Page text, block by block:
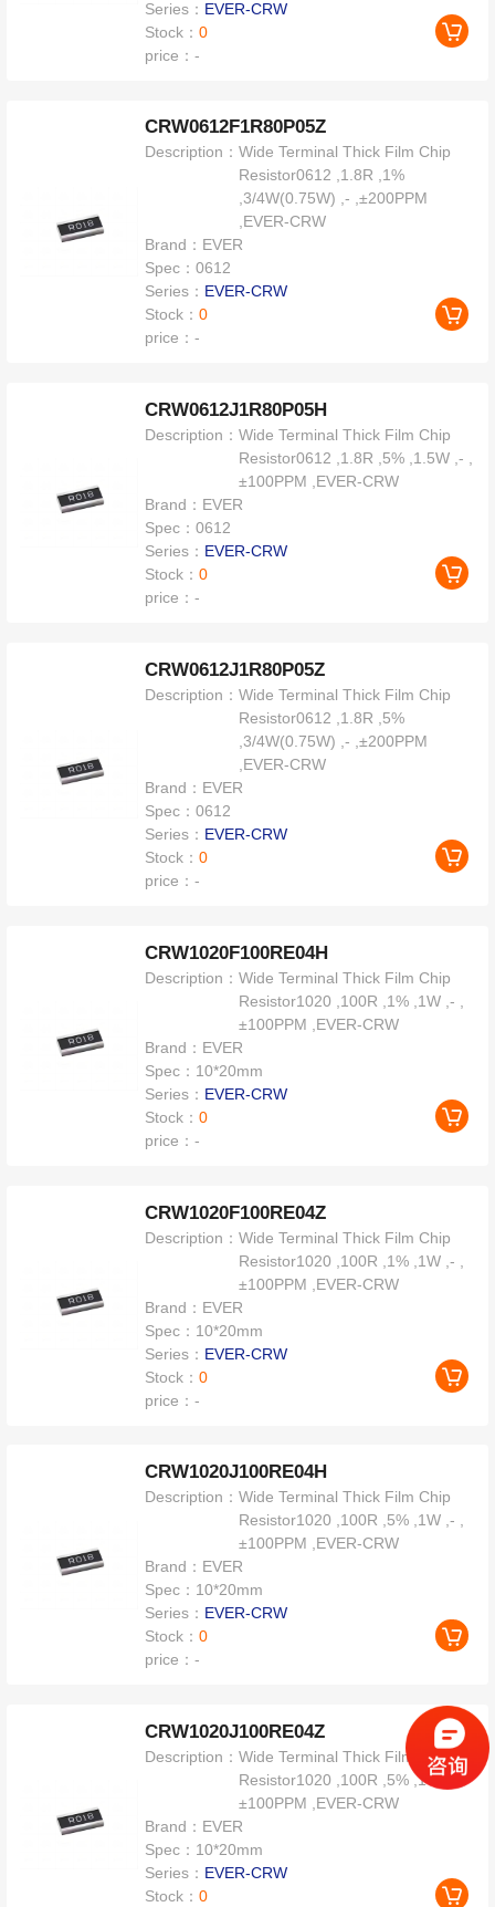
Series： EVER-CRW
Stock：0
price：-
CRW0612F1R80P05Z
Description：Wide Terminal Thick Film Chip
Resistor0612 ,1.8R ,1%
,3/4W(0.75W) ,- ,±200PPM
,EVER-CRW
Brand： EVER
Spec：0612
Series： EVER-CRW
Stock：0
price：-
CRW0612J1R80P05H
Description：Wide Terminal Thick Film Chip
Resistor0612 ,1.8R ,5% ,1.5W ,- ,
±100PPM ,EVER-CRW
Brand： EVER
Spec：0612
Series： EVER-CRW
Stock：0
price：-
CRW0612J1R80P05Z
Description：Wide Terminal Thick Film Chip
Resistor0612 ,1.8R ,5%
,3/4W(0.75W) ,- ,±200PPM
,EVER-CRW
Brand： EVER
Spec：0612
Series： EVER-CRW
Stock：0
price：-
CRW1020F100RE04H
Description：Wide Terminal Thick Film Chip
Resistor1020 ,100R ,1% ,1W ,- ,
±100PPM ,EVER-CRW
Brand： EVER
Spec： 10*20mm
Series： EVER-CRW
Stock：0
price：-
CRW1020F100RE04Z
Description：Wide Terminal Thick Film Chip
Resistor1020 ,100R ,1% ,1W ,- ,
±100PPM ,EVER-CRW
Brand： EVER
Spec： 10*20mm
Series： EVER-CRW
Stock：0
price：-
CRW1020J100RE04H
Description：Wide Terminal Thick Film Chip
Resistor1020 ,100R ,5% ,1W ,- ,
±100PPM ,EVER-CRW
Brand： EVER
Spec： 10*20mm
Series： EVER-CRW
Stock：0
price：-
CRW1020J100RE04Z
Description：Wide Terminal Thick Film Chip
Resistor1020 ,100R ,5% ,1W ,- ,
±100PPM ,EVER-CRW
Brand： EVER
Spec： 10*20mm
Series： EVER-CRW
Stock：0